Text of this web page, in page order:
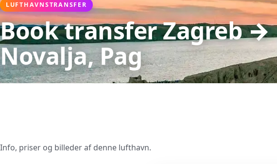
LUFTHAVNSTRANSFER
Book transfer Zagreb →
Novalja, Pag
Info, priser og billeder af denne lufthavn.